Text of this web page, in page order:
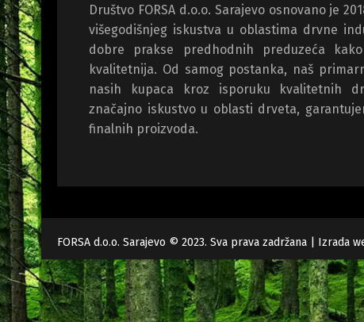
Društvo FORSA d.o.o. Sarajevo osnovano je
višegodišnjeg iskustva u oblastima drvne
dobre prakse predhodnih preduzeća
kvalitetnija. Od samog postanka, naš
nasih kupaca kroz isporuku kvalitetnih
značajno iskustvo u oblasti drveta,
finalnih proizvoda.
FORSA d.o.o. Sarajevo © 2023. Sva prava zadržana | Izrada